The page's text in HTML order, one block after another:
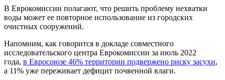
В Еврокомиссии полагают, что решить проблему нехватки
воды может ее повторное использование из городских
очистных сооружений.
Напомним, как говорится в докладе совместного
исследовательского центра Еврокомиссии за июль 2022
года, в Евросоюзе 46% территории подвержено риску засухи,
а 11% уже переживает дефицит почвенной влаги.